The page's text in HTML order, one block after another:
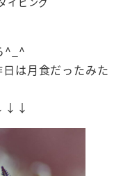
^_^
は月食だったみた
↓↓↓